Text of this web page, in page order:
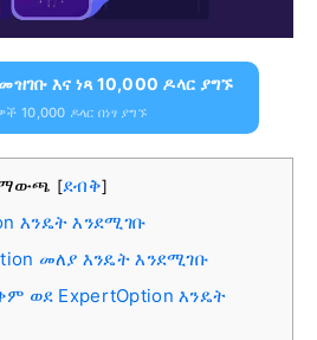
እና ነጻ 10,000 ዶላር ያግኙ
10,000 ዶላር በነፃ ያግኙ
[ደብቅ]
እንዴት እንደሚገቡ
መለያ እንዴት እንደሚገቡ
ወደ ExpertOption እንዴት